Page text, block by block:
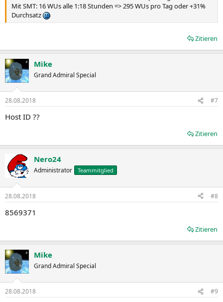
Mit SMT: 16 WUs alle 1:18 Stunden => 295 WUs pro Tag oder +31%
Durchsatz
Zitieren
Mike
Grand Admiral Special
28.08.2018 #7
Host ID ??
Zitieren
Nero24
Administrator Teammitglied
28.08.2018 #8
8569371
Zitieren
Mike
Grand Admiral Special
28.08.2018 #9